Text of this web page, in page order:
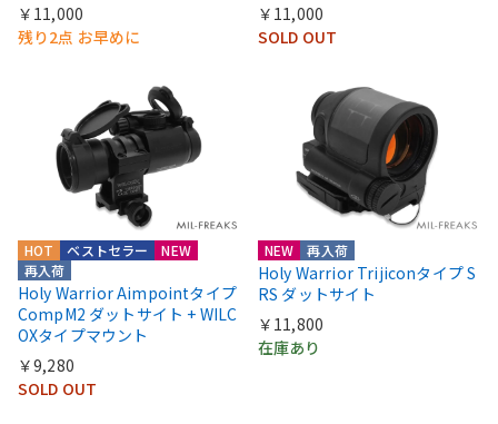
￥11,000
残り2点 お早めに
￥11,000
SOLD OUT
HOT
NEW
再入荷
ベストセラー
Holy Warrior Aimpointタイプ
CompM2 ダットサイト + WILC
OXタイプマウント
￥9,280
SOLD OUT
NEW 再入荷
Holy Warrior Trijiconタイプ S
RS ダットサイト
￥11,800
在庫あり